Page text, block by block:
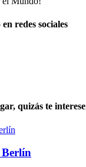
redes sociales
quizás te
Berlín